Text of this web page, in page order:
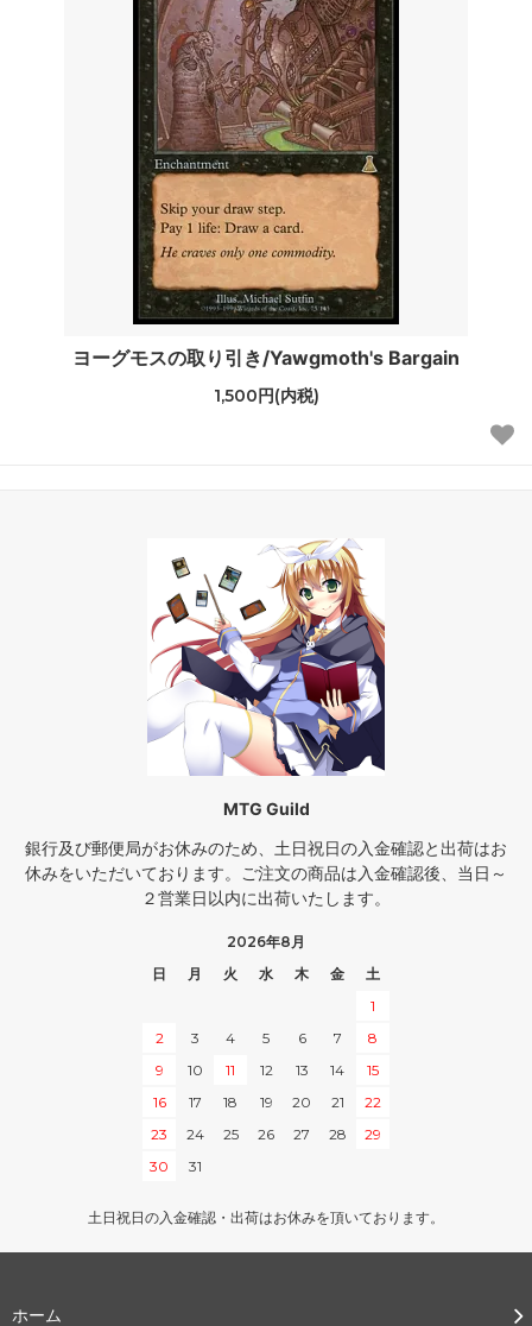
ヨーグモスの取り引き/Yawgmoth's Bargain
1,500円(内税)
MTG Guild
銀行及び郵便局がお休みのため、土日祝日の入金確認と出荷はお
休みをいただいております。ご注文の商品は入金確認後、当日～
２営業日以内に出荷いたします。
2026年8月
日
月 火 水 木 金
土
1
2
3 4 5 6 7
8
9
10 11 12 13 14
15
16
17 18 19 20 21
22
23
24 25 26 27 28
29
30
31
土日祝日の入金確認・出荷はお休みを頂いております。
ホーム